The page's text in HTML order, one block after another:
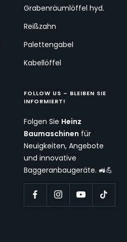
Grabenräumlöffel hyd.
Reißzahn
Palettengabel
Kabellöffel
FOLLOW US – BLEIBEN SIE
INFORMIERT!
Folgen Sie Heinz
Baumaschinen für
Neuigkeiten, Angebote
und innovative
Baggeranbaugeräte. 🚜💪